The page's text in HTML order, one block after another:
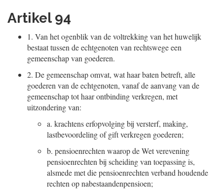
Artikel 94
1. Van het ogenblik van de voltrekking van het huwelijk
bestaat tussen de echtgenoten van rechtswege een
gemeenschap van goederen.
2. De gemeenschap omvat, wat haar baten betreft, alle
goederen van de echtgenoten, vanaf de aanvang van de
gemeenschap tot haar ontbinding verkregen, met
uitzondering van:
a. krachtens erfopvolging bij versterf, making,
lastbevoordeling of gift verkregen goederen;
b. pensioenrechten waarop de Wet verevening
pensioenrechten bij scheiding van toepassing is,
alsmede met die pensioenrechten verband houdende
rechten op nabestaandenpensioen;